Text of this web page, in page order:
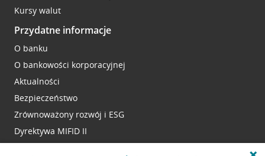
Kursy walut
Przydatne informacje
O banku
O bankowości korporacyjnej
Aktualności
Bezpieczeństwo
Zrównoważony rozwój i ESG
Dyrektywa MIFID II